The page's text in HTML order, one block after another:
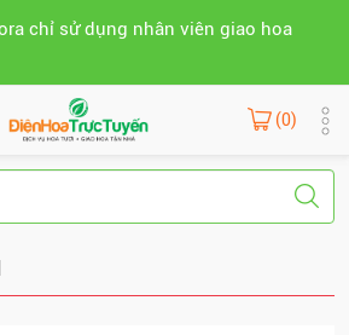
chỉ sử dụng nhân viên giao hoa
(0)